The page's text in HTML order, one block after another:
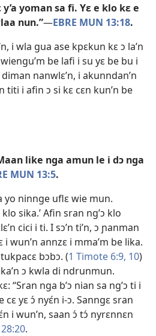
yoman sa fi. Yɛ e klo kɛ e
nun.”—​EBRE MUN 13:18.
i wla gua ase kpɛkun kɛ ɔ la’n
be lafi i su yɛ be bu i
nanwlɛ’n, i akunndan’n
titi i afin ɔ si kɛ cɛn kun’n be
like nga amun le i dɔ nga
MUN 13:5.
yo ninnge uflɛ wie mun.
sika.’ Afin sran ng’ɔ klo
cici i ti. I sɔ’n ti’n, ɔ ɲanman
i wun’n annzɛ i mma’m be lika.
bɔbɔ. (1 Timote 6:9, 10)
ɔ kwla di ndrunmun.
“Sran nga b’ɔ nian sa ng’ɔ ti i
cɛ yɛ ɔ́ nyɛ́n i-ɔ. Sanngɛ sran
i wun’n, saan ɔ́ tɔ́ nyrɛnnɛn
.